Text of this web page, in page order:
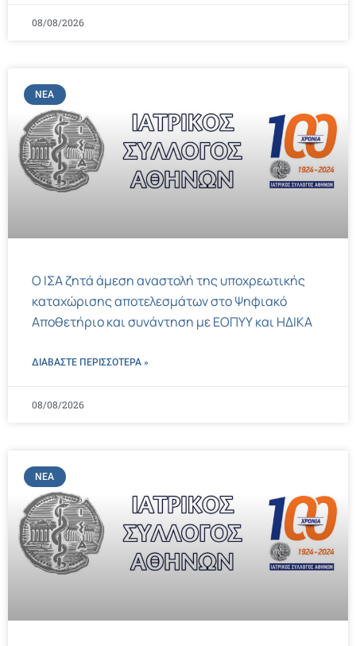
08/08/2026
ΝΈΑ
Ο ΙΣΑ ζητά άμεση αναστολή της υποχρεωτικής
καταχώρισης αποτελεσμάτων στο Ψηφιακό
Αποθετήριο και συνάντηση με ΕΟΠΥΥ και ΗΔΙΚΑ
ΔΙΑΒΑΣΤΕ ΠΕΡΙΣΣΌΤΕΡΑ »
08/08/2026
ΝΈΑ